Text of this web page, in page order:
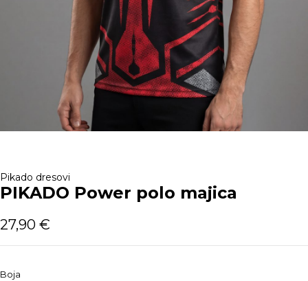
Pikado dresovi
PIKADO Power polo majica
27,90 €
Boja